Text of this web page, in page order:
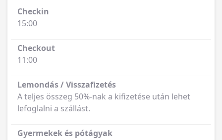
Checkin
15:00
Checkout
11:00
Lemondás / Visszafizetés
A teljes összeg 50%-nak a kifizetése után lehet
lefoglalni a szállást.
Gyermekek és pótágyak